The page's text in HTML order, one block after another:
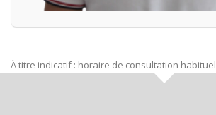
À titre indicatif : horaire de consultation habituel